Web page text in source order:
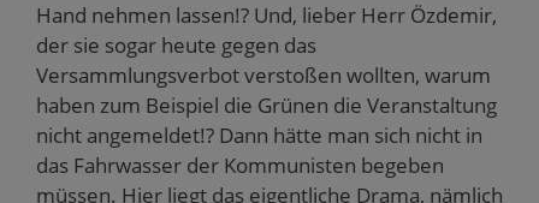
Hand nehmen lassen!? Und, lieber Herr Özdemir,
der sie sogar heute gegen das
Versammlungsverbot verstoßen wollten, warum
haben zum Beispiel die Grünen die Veranstaltung
nicht angemeldet!? Dann hätte man sich nicht in
das Fahrwasser der Kommunisten begeben
müssen. Hier liegt das eigentliche Drama, nämlich